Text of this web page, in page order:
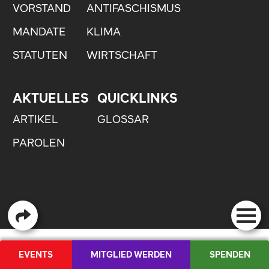
VORSTAND
MANDATE
STATUTEN
ANTIFASCHISMUS
KLIMA
WIRTSCHAFT
AKTUELLES
ARTIKEL
PAROLEN
QUICKLINKS
GLOSSAR
EVENTS MITGLIED WERDEN SPENDEN